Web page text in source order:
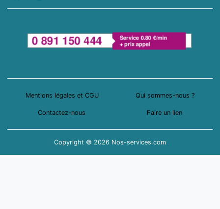
Mentions légales et CGU Qui sommes-nous ?
Contactez-nous Faire un lien
Copyright © 2026 Nos-services.com